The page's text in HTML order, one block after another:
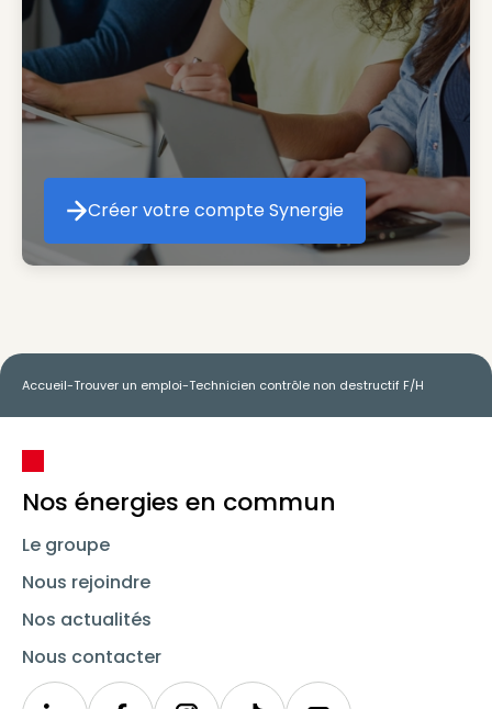
Créer votre compte Synergie
Créer votre compte Synergie
Accueil-Trouver un emploi-Technicien contrôle non destructif F/H
Nos énergies en commun
Le groupe
Nous rejoindre
Nos actualités
Nous contacter